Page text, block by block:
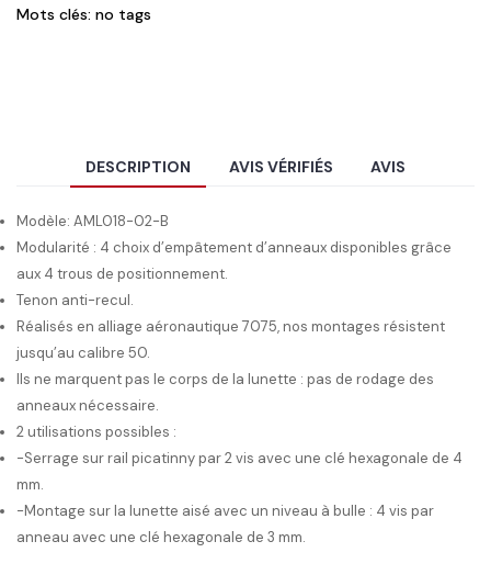
Mots clés: no tags
DESCRIPTION AVIS VÉRIFIÉS AVIS
Modèle: AML018-02-B
Modularité : 4 choix d’empâtement d’anneaux disponibles grâce
aux 4 trous de positionnement.
Tenon anti-recul.
Réalisés en alliage aéronautique 7075, nos montages résistent
jusqu’au calibre 50.
Ils ne marquent pas le corps de la lunette : pas de rodage des
anneaux nécessaire.
2 utilisations possibles :
-Serrage sur rail picatinny par 2 vis avec une clé hexagonale de 4
mm.
-Montage sur la lunette aisé avec un niveau à bulle : 4 vis par
anneau avec une clé hexagonale de 3 mm.